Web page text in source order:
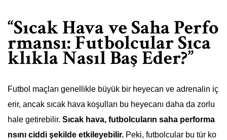
“Sıcak Hava ve Saha Perfo
rmansı: Futbolcular Sıca
klıkla Nasıl Baş Eder?”
Futbol maçları genellikle büyük bir heyecan ve adrenalin iç
erir, ancak sıcak hava koşulları bu heyecanı daha da zorlu
hale getirebilir. Sıcak hava, futbolcuların saha performa
nsını ciddi şekilde etkileyebilir. Peki, futbolcular bu tür ko